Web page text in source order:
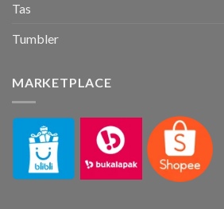
Tas
Tumbler
MARKETPLACE